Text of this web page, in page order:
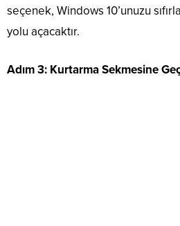
seçenek, Windows 10’unuzu
yolu açacaktır.
Adım 3: Kurtarma Sekmesine